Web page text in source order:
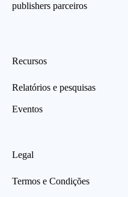
publishers parceiros
Recursos
Relatórios e pesquisas
Eventos
Legal
Termos e Condições